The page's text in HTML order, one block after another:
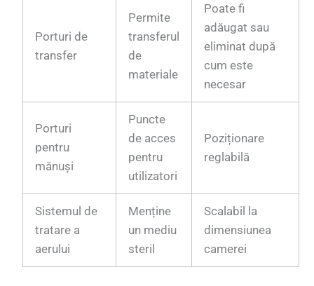
Porturi de
transfer
Permite
transferul
de
materiale
Poate fi
adăugat sau
eliminat după
cum este
necesar
Porturi
pentru
mănuși
Puncte
de acces
pentru
utilizatori
Poziționare
reglabilă
Sistemul de
tratare a
aerului
Menține
un mediu
steril
Scalabil la
dimensiunea
camerei